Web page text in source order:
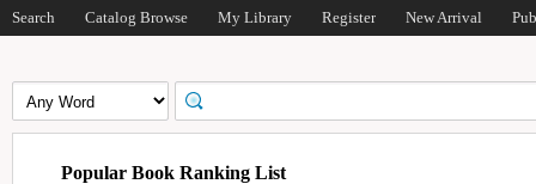
Search Catalog Browse My Library Register New Arrival
Popular Book Ranking List